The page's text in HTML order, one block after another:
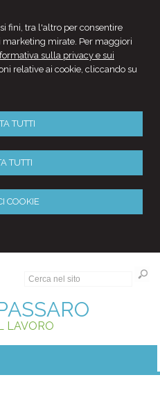
fini, tra l'altro per consentire
mirate. Per maggiori
sulla privacy e sui
relative ai cookie, cliccando su
TUTTI
TUTTI
COOKIE
LAVORO